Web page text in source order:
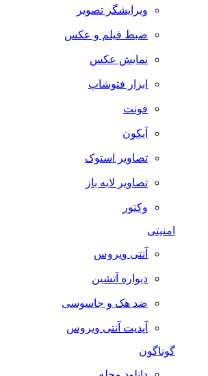
ویرایشگر تصویر
ضبط فيلم و عكس
نمایش عکس
ابزار فتوشاپ
فونت
آیکون
تصاویر استوک
تصاویر لایه باز
وکتور
امنیتی
آنتی ویروس
دیواره آتشین
ضد هک و جاسوسی
آپدیت آنتی ویروس
گوناگون